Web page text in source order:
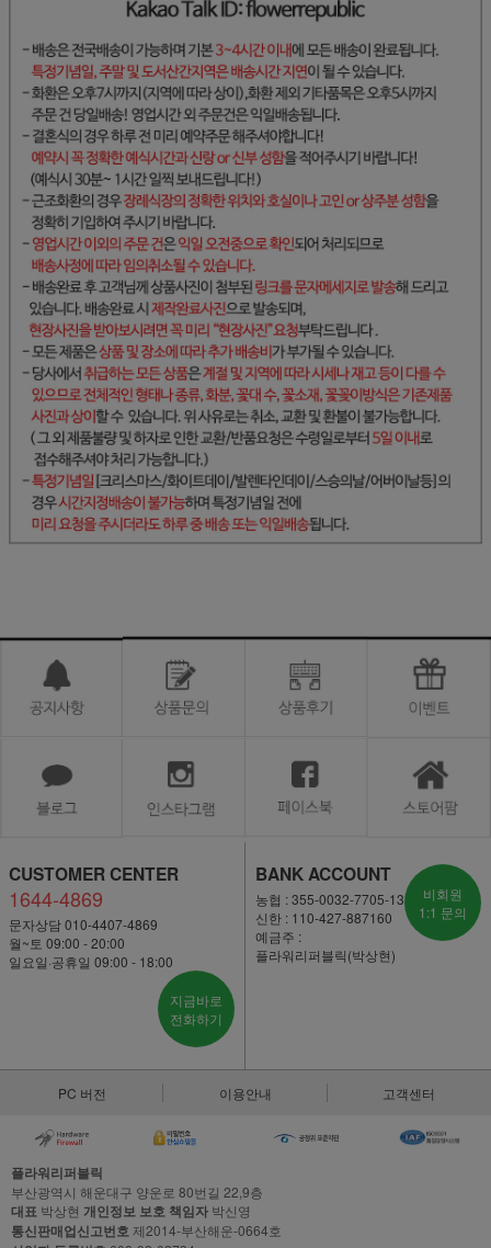
CUSTOMER CENTER
1644-4869
문자상담 010-4407-4869
월~토 09:00 - 20:00
일요일·공휴일 09:00 - 18:00
지금바로
전화하기
BANK ACCOUNT
농협 : 355-0032-7705-13
신한 : 110-427-887160
예금주 :
플라워리퍼블릭(박상현)
비회원
1:1 문의
PC 버전 이용안내 고객센터
플라워리퍼블릭
부산광역시 해운대구 양운로 80번길 22,9층
대표 박상현 개인정보 보호 책임자 박신영
통신판매업신고번호제2014-부산해운-0664호